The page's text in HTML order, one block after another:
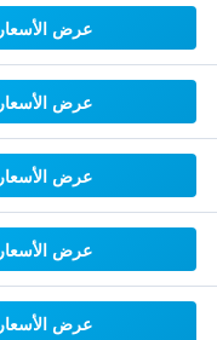
عرض الأسعار
عرض الأسعار
عرض الأسعار
عرض الأسعار
عرض الأسعار